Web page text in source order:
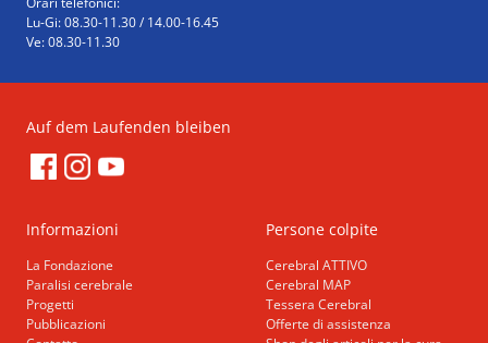
Lu-Gi: 08.30-11.30 / 14.00-16.45
Ve: 08.30-11.30
Auf dem Laufenden bleiben
Informazioni
La Fondazione
Paralisi cerebrale
Progetti
Pubblicazioni
Persone colpite
Cerebral ATTIVO
Cerebral MAP
Tessera Cerebral
Offerte di assistenza